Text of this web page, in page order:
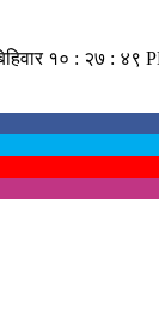
१० : २७ : ४९